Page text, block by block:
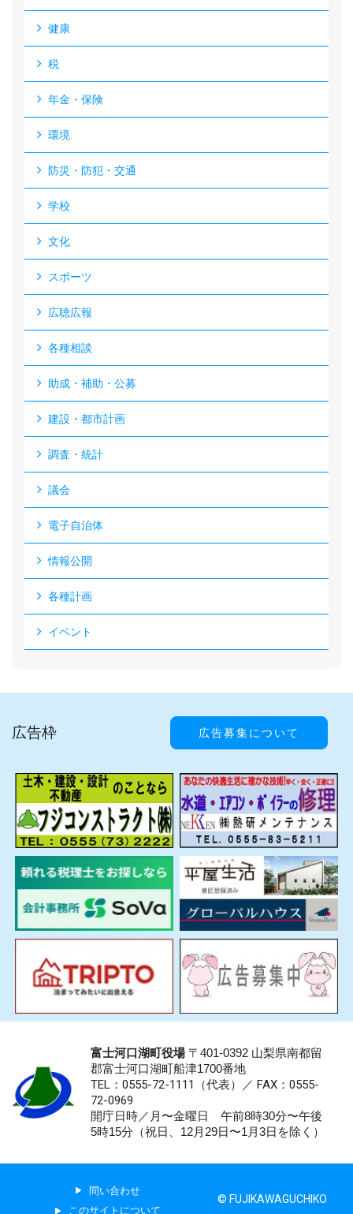
健康
税
年金・保険
環境
防災・防犯・交通
学校
文化
スポーツ
広聴広報
各種相談
助成・補助・公募
建設・都市計画
調査・統計
議会
電子自治体
情報公開
各種計画
イベント
広告枠 広告募集について
富士河口湖町役場〒401-0392 山梨県南都留
郡富士河口湖町船津1700番地
TEL：0555-72-1111 （代表）／ FAX：0555-
72-0969
開庁日時／月〜金曜日 午前8時30分〜午後
5時15分（祝日、12月29日〜1月3日を除く）
問い合わせ
このサイトについて
© FUJIKAWAGUCHIKO